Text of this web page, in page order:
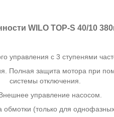
WILO TOP-S 40/10
управления с 3 ступенями
Полная защита мотора при
системы отключения.
управление насосом.
обмотки (только для